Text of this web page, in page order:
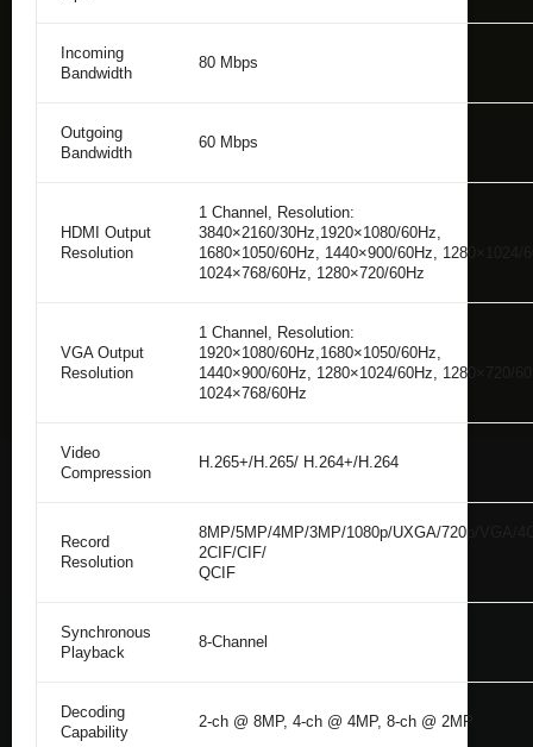
Incoming
Bandwidth
80 Mbps
Outgoing
Bandwidth
60 Mbps
HDMI Output
Resolution
1 Channel, Resolution:
3840×2160/30Hz,1920×1080/60Hz,
1680×1050/60Hz, 1440×900/60Hz, 1280×1024/
1024×768/60Hz, 1280×720/60Hz
VGA Output
Resolution
1 Channel, Resolution:
1920×1080/60Hz,1680×1050/60Hz,
1440×900/60Hz, 1280×1024/60Hz, 1280×720/
1024×768/60Hz
Video
Compression
H.265+/H.265/ H.264+/H.264
Record
Resolution
8MP/5MP/4MP/3MP/1080p/UXGA/720p/VGA/
2CIF/CIF/
QCIF
Synchronous
Playback
8-Channel
Decoding
Capability
2-ch @ 8MP, 4-ch @ 4MP, 8-ch @ 2MP